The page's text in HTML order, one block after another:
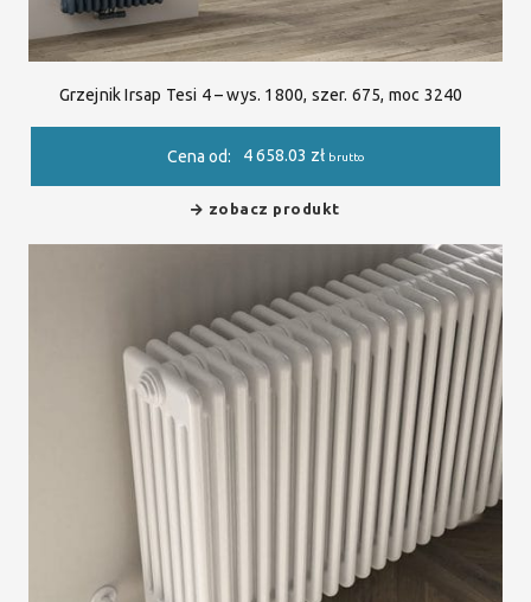
Grzejnik Irsap Tesi 4 – wys. 1800, szer. 675, moc 3240
Cena od: 4 658.03 zł brutto
zobacz produkt